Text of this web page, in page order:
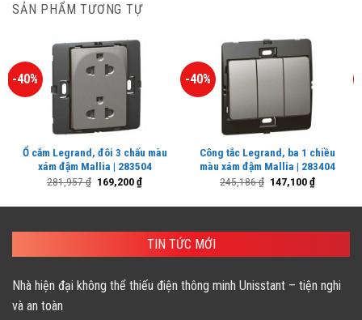
SẢN PHẨM TƯƠNG TỰ
-40%
Ổ cắm Legrand, đôi 3 chấu màu
xám đậm Mallia | 283504
281,957₫ Giá
169,200₫Giá
-40%
Công tắc Legrand, ba 1 chiều
màu xám đậm Mallia | 283404
245,186₫ Giá
147,100₫Giá
TIN TỨC MỚI
Nhà hiện đại không thể thiếu điện thông minh Unisstant – tiện nghi
và an toàn